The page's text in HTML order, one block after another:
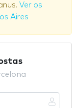
Ver os
Aires